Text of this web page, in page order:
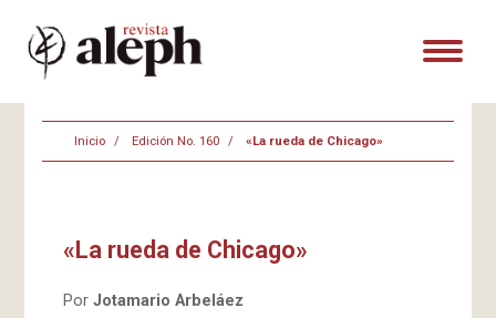
Inicio Edición No. 160 «La rueda de Chicago»
«La rueda de Chicago»
Por Jotamario Arbeláez